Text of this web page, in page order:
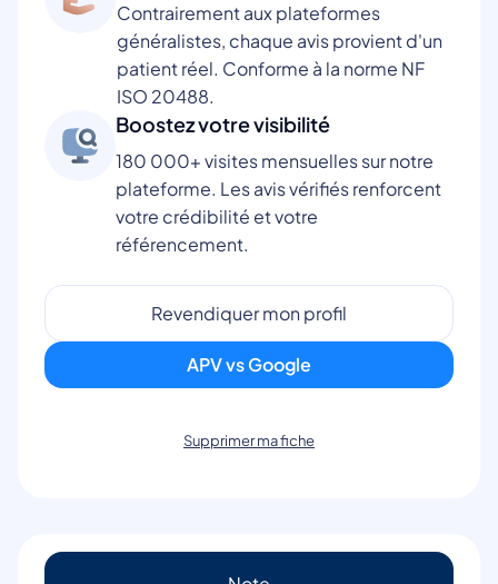
Contrairement aux plateformes
généralistes, chaque avis provient d'un
patient réel. Conforme à la norme NF
ISO 20488.
Boostez votre visibilité
180 000+ visites mensuelles sur notre
plateforme. Les avis vérifiés renforcent
votre crédibilité et votre
référencement.
Revendiquer mon profil
APV vs Google
Supprimer ma fiche